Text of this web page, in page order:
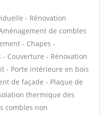
- Rénovation
de combles
- Chapes -
Couverture - Rénovation
- Porte intérieure en bois
de façade - Plaque de
thermique des
combles non